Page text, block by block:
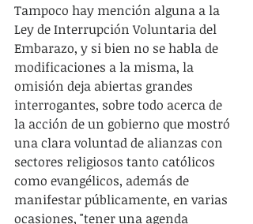
Tampoco hay mención alguna a la
Ley de Interrupción Voluntaria del
Embarazo, y si bien no se habla de
modificaciones a la misma, la
omisión deja abiertas grandes
interrogantes, sobre todo acerca de
la acción de un gobierno que mostró
una clara voluntad de alianzas con
sectores religiosos tanto católicos
como evangélicos, además de
manifestar públicamente, en varias
ocasiones, "tener una agenda